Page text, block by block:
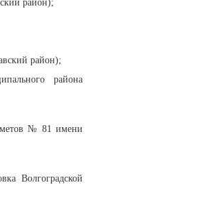
район);
район);
района
№ 81 имени
Волгоградской